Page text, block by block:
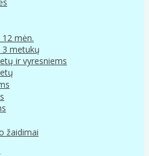
mėn.
3 metukų
ir vyresniems
žaidimai